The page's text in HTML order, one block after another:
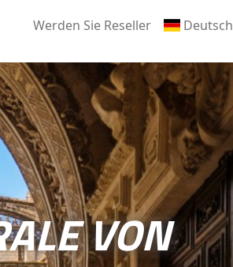
Werden Sie Reseller Deutsch
VON